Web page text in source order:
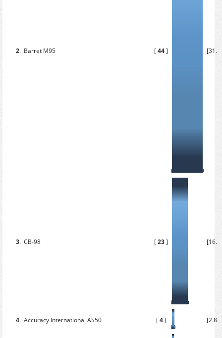
2. Barret M95 [44]
3. СВ-98 [23]
4. Accuracy International AS50 [4]